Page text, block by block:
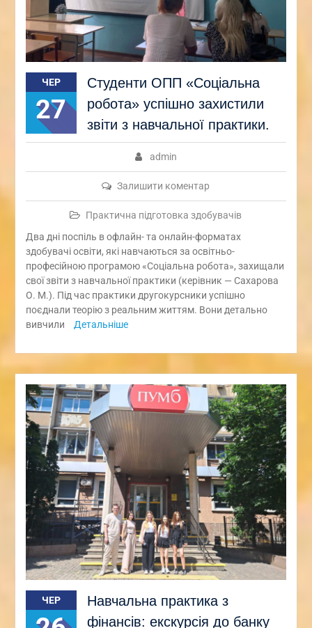
ЧЕР
27
Студенти ОПП «Соціальна
робота» успішно захистили
звіти з навчальної практики.
admin
Залишити коментар
Практична підготовка здобувачів
Два дні поспіль в офлайн- та онлайн-форматах
здобувачі освіти, які навчаються за освітньо-
професійною програмою «Соціальна робота», захищали
свої звіти з навчальної практики (керівник — Сахарова
О. М.). Під час практики другокурсники успішно
поєднали теорію з реальним життям. Вони детально
вивчили
Детальніше
ЧЕР
Навчальна практика з
фінансів: екскурсія до банку